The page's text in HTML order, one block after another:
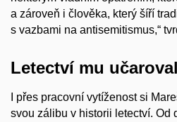
a zároveň i člověka, který šíří
s vazbami na antisemitismus,“
Letectví mu
I přes pracovní vytíženost si
svou zálibu v historii letectví. Od